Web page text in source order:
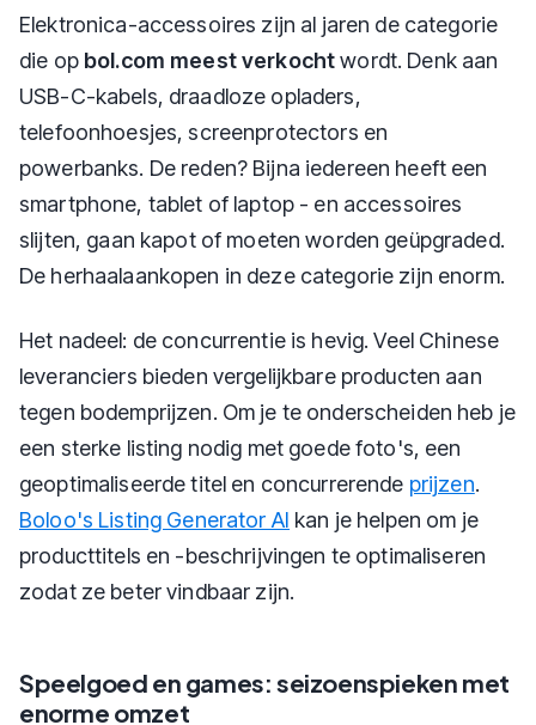
Elektronica-accessoires zijn al jaren de categorie
die op bol.com meest verkochtwordt. Denk aan
USB-C-kabels, draadloze opladers,
telefoonhoesjes, screenprotectors en
powerbanks. De reden? Bijna iedereen heeft een
smartphone, tablet of laptop - en accessoires
slijten, gaan kapot of moeten worden geüpgraded.
De herhaalaankopen in deze categorie zijn enorm.
Het nadeel: de concurrentie is hevig. Veel Chinese
leveranciers bieden vergelijkbare producten aan
tegen bodemprijzen. Om je te onderscheiden heb je
een sterke listing nodig met goede foto's, een
geoptimaliseerde titel en concurrerende prijzen.
Boloo's Listing Generator AI kan je helpen om je
producttitels en -beschrijvingen te optimaliseren
zodat ze beter vindbaar zijn.
Speelgoed en games: seizoenspieken met
enorme omzet